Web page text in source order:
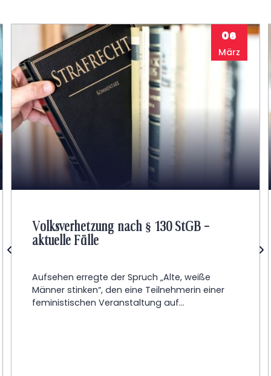
Volksverhetzung nach § 130 StGB –
aktuelle Fälle
Aufsehen erregte der Spruch „Alte, weiße
Männer stinken“, den eine Teilnehmerin einer
feministischen Veranstaltung auf...
06
März